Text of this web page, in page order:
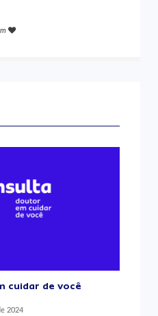
cuidar de você
2024